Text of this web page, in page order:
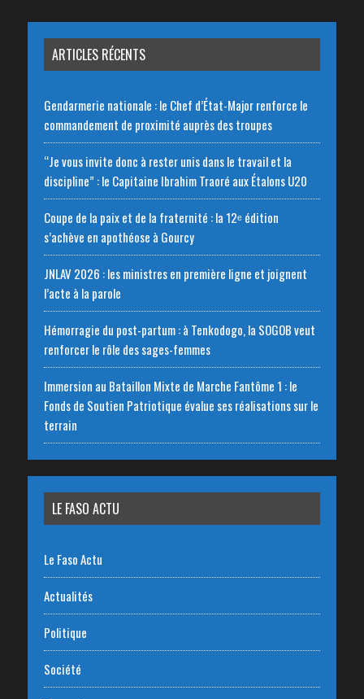
ARTICLES RÉCENTS
Gendarmerie nationale : le Chef d’État-Major renforce le
commandement de proximité auprès des troupes
“Je vous invite donc à rester unis dans le travail et la
discipline” : le Capitaine Ibrahim Traoré aux Étalons U20
Coupe de la paix et de la fraternité : la 12ᵉ édition
s’achève en apothéose à Gourcy
JNLAV 2026 : les ministres en première ligne et joignent
l’acte à la parole
Hémorragie du post-partum : à Tenkodogo, la SOGOB veut
renforcer le rôle des sages-femmes
Immersion au Bataillon Mixte de Marche Fantôme 1 : le
Fonds de Soutien Patriotique évalue ses réalisations sur le
terrain
LE FASO ACTU
Le Faso Actu
Actualités
Politique
Société